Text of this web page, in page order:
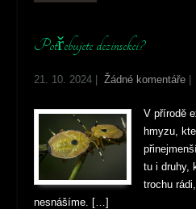
Potřebujete dezinsekci?
21. 10. 2024 |Žádné komentáře
V přírodě
hmyzu,
tu i druhy,
trochu
nesnášíme. […]